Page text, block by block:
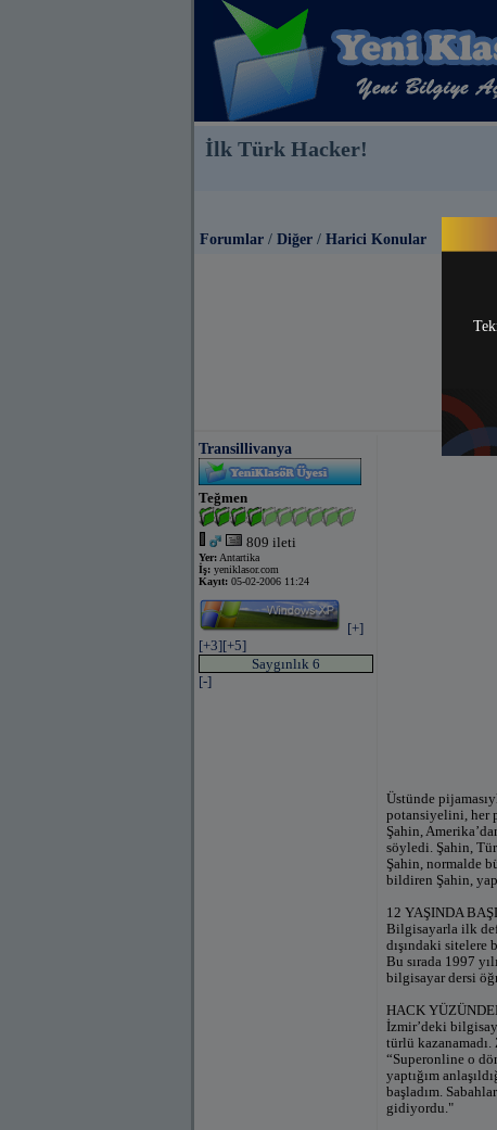
İlk Türk Hacker!
Forumlar / Diğer / Harici Konular
Transillivanya
Teğmen
809 ileti
Yer: Antartika
İş: yeniklasor.com
Kayıt: 05-02-2006 11:24
[+]
[+3][+5]
Saygınlık 6
[-]
Üstünde
potansiyelini, her
Şahin,
söyledi. Şahin,
Şahin, normalde
bildiren Şahin,
12 YAŞINDA
Bilgisayarla ilk
dışındaki sitelere
Bu sırada 1997
bilgisayar dersi
HACK
İzmir’deki
türlü
“Superonline o
yaptığım
başladım.
gidiyordu."